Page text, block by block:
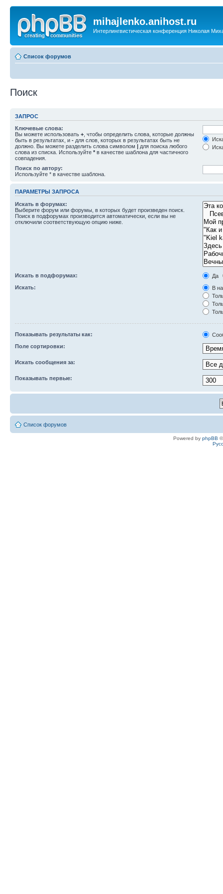
mihajlenko.anihost.ru
Интерлингвистическая конференция Николая
Список форумов
Поиск
ЗАПРОС
Ключевые слова:
Вы можете использовать + , чтобы определить слова, которые должны
быть в результатах, и - для слов, которых в результатах быть не
должно. Вы можете разделить слова символом | для поиска любого
слова из списка. Используйте * в качестве шаблона для частичного
совпадения.
Поиск по автору:
Используйте * в качестве шаблона.
ПАРАМЕТРЫ ЗАПРОСА
Искать в форумах:
Выберите форум или форумы, в которых будет произведен поиск.
Поиск в подфорумах производится автоматически, если вы не
отключили соответствующую опцию ниже.
Искать в подфорумах:
Да
Искать:
В
Показывать результаты как:
Поле сортировки:
Искать сообщения за:
Показывать первые:
Список форумов
Powered by phpBB